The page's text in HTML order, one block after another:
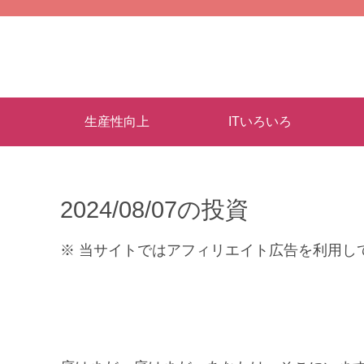
生産性向上 ITいろいろ
2024/08/07の投資
※ 当サイトではアフィリエイト広告を利用し